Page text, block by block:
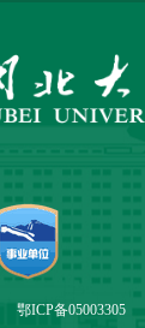
鄂ICP备05003305